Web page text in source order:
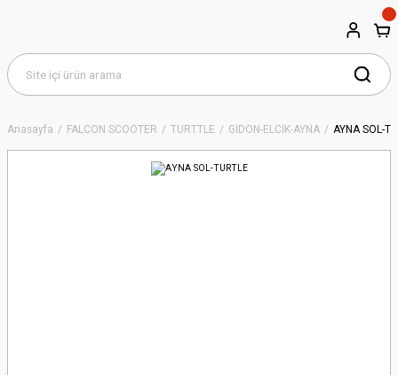
Anasayfa FALCON SCOOTER TURTTLE GİDON-ELCİK-AYNA AYNA SOL-